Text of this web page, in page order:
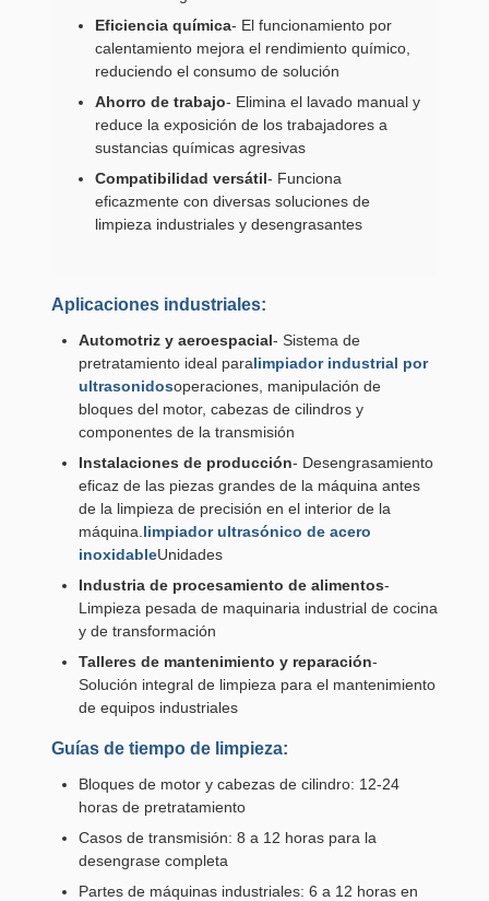
Eficiencia química- El funcionamiento por
calentamiento mejora el rendimiento químico,
reduciendo el consumo de solución
Ahorro de trabajo- Elimina el lavado manual y
reduce la exposición de los trabajadores a
sustancias químicas agresivas
Compatibilidad versátil- Funciona
eficazmente con diversas soluciones de
limpieza industriales y desengrasantes
Aplicaciones industriales:
Automotriz y aeroespacial- Sistema de
pretratamiento ideal paralimpiador industrial por
ultrasonidosoperaciones, manipulación de
bloques del motor, cabezas de cilindros y
componentes de la transmisión
Instalaciones de producción- Desengrasamiento
eficaz de las piezas grandes de la máquina antes
de la limpieza de precisión en el interior de la
máquina. limpiador ultrasónico de acero
inoxidableUnidades
Industria de procesamiento de alimentos-
Limpieza pesada de maquinaria industrial de cocina
y de transformación
Talleres de mantenimiento y reparación-
Solución integral de limpieza para el mantenimiento
de equipos industriales
Guías de tiempo de limpieza:
Bloques de motor y cabezas de cilindro: 12-24
horas de pretratamiento
Casos de transmisión: 8 a 12 horas para la
desengrase completa
Partes de máquinas industriales: 6 a 12 horas en